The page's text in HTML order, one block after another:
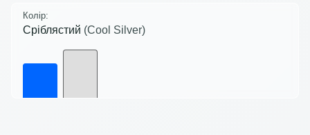
Колір:
Сріблястий (Cool Silver)